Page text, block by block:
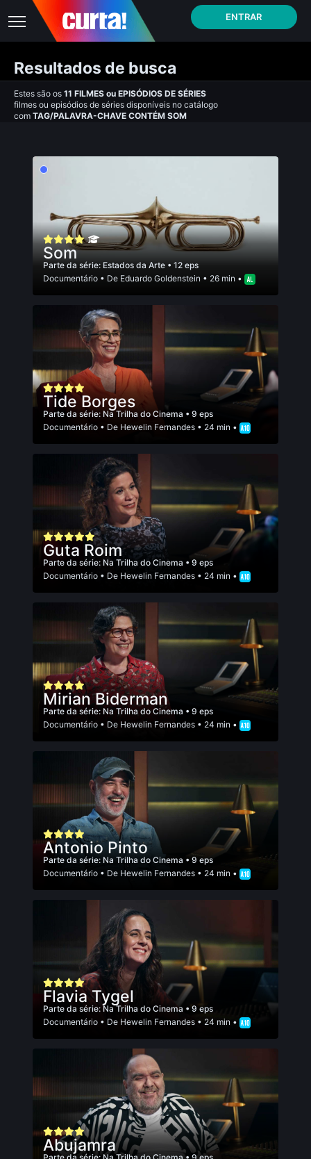
ENTRAR
Resultados de busca
Estes são os 11 FILMES ou EPISÓDIOS DE SÉRIES
filmes ou episódios de séries disponíveis no catálogo
com TAG/PALAVRA-CHAVE CONTÉM SOM
Som
Parte da série: Estados da Arte • 12 eps
Documentário • De Eduardo Goldenstein • 26 min •
Tide Borges
Parte da série: Na Trilha do Cinema • 9 eps
Documentário • De Hewelin Fernandes • 24 min •
Guta Roim
Parte da série: Na Trilha do Cinema • 9 eps
Documentário • De Hewelin Fernandes • 24 min •
Mirian Biderman
Parte da série: Na Trilha do Cinema • 9 eps
Documentário • De Hewelin Fernandes • 24 min •
Antonio Pinto
Parte da série: Na Trilha do Cinema • 9 eps
Documentário • De Hewelin Fernandes • 24 min •
Flavia Tygel
Parte da série:Na Trilha do Cinema • 9 eps
Documentário • De Hewelin Fernandes • 24 min •
Abujamra